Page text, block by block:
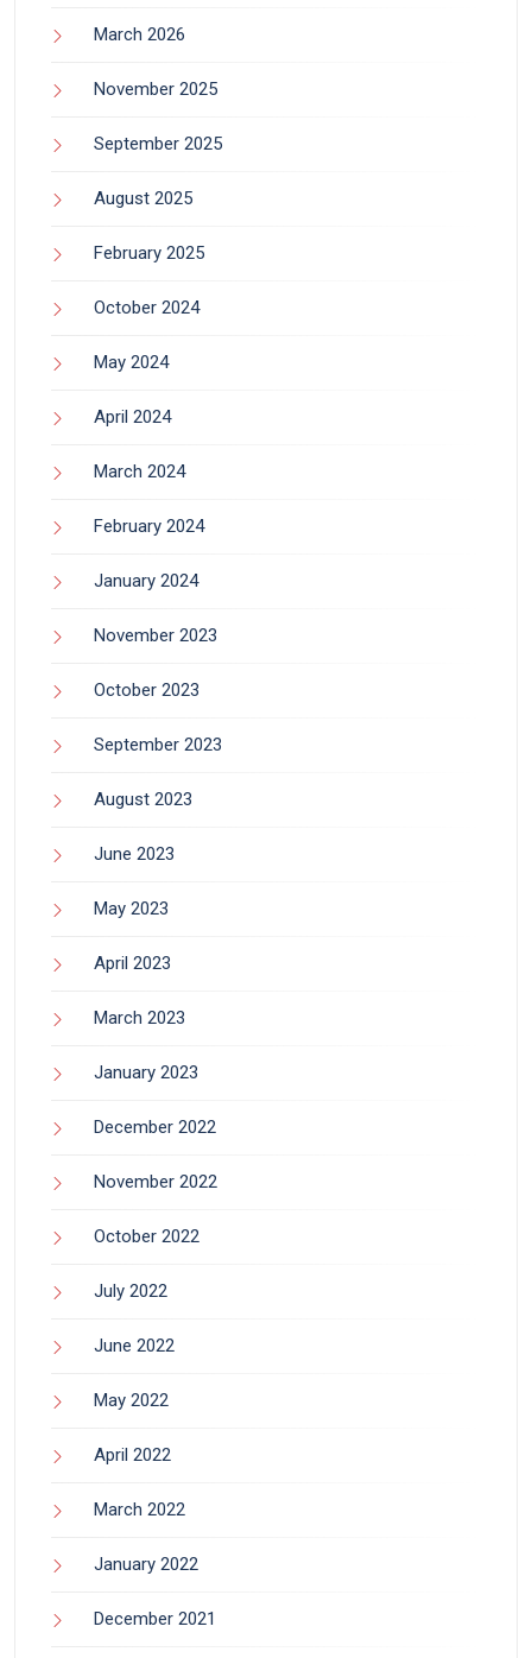
March 2026
November 2025
September 2025
August 2025
February 2025
October 2024
May 2024
April 2024
March 2024
February 2024
January 2024
November 2023
October 2023
September 2023
August 2023
June 2023
May 2023
April 2023
March 2023
January 2023
December 2022
November 2022
October 2022
July 2022
June 2022
May 2022
April 2022
March 2022
January 2022
December 2021